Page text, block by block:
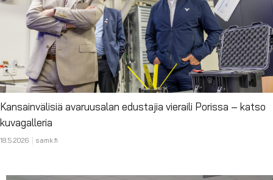
Kansainvälisiä avaruusalan edustajia vieraili Porissa – katso
kuvagalleria
18.5.2026 samk.fi